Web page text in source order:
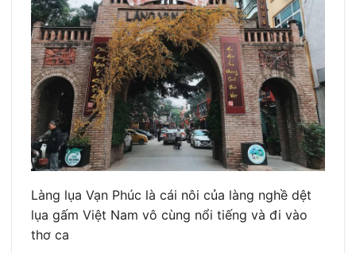
Làng lụa Vạn Phúc là cái nôi của làng nghề dệt
lụa gấm Việt Nam vô cùng nổi tiếng và đi vào
thơ ca